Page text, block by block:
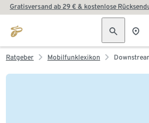
Gratisversand ab 29 € & kostenlose
Ratgeber Mobilfunklexikon